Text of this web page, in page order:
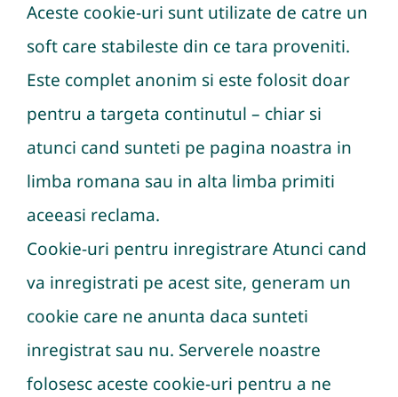
Aceste cookie-uri sunt utilizate de catre un
soft care stabileste din ce tara proveniti.
Este complet anonim si este folosit doar
pentru a targeta continutul – chiar si
atunci cand sunteti pe pagina noastra in
limba romana sau in alta limba primiti
aceeasi reclama.
Cookie-uri pentru inregistrare Atunci cand
va inregistrati pe acest site, generam un
cookie care ne anunta daca sunteti
inregistrat sau nu. Serverele noastre
folosesc aceste cookie-uri pentru a ne